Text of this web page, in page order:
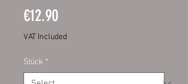
€12.90Price
VAT Included
Stück *